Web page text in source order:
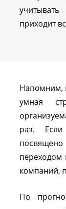
приходит
Напомним,
умная
раз.
посвящено
компаний,
По